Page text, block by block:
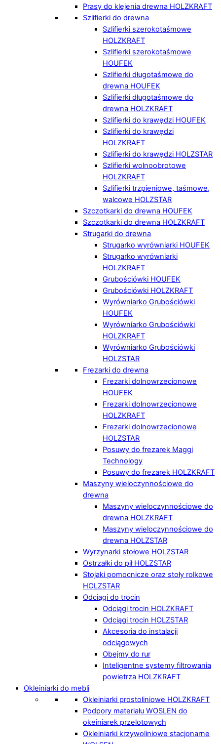
Prasy do klejenia drewna HOLZKRAFT
Szlifierki do drewna
Szlifierki szerokotaśmowe
HOLZKRAFT
Szlifierki szerokotaśmowe
HOUFEK
Szlifierki długotaśmowe do
drewna HOUFEK
Szlifierki długotaśmowe do
drewna HOLZKRAFT
Szlifierki do krawędzi HOUFEK
Szlifierki do krawędzi
HOLZKRAFT
Szlifierki do krawędzi HOLZSTAR
Szlifierki wolnoobrotowe
HOLZKRAFT
Szlifierki trzpieniowe, taśmowe,
walcowe HOLZSTAR
Szczotkarki do drewna HOUFEK
Szczotkarki do drewna HOLZKRAFT
Strugarki do drewna
Strugarko wyrówniarki HOUFEK
Strugarko wyrówniarki
HOLZKRAFT
Grubościówki HOUFEK
Grubościówki HOLZKRAFT
Wyrówniarko Grubościówki
HOUFEK
Wyrówniarko Grubościówki
HOLZKRAFT
Wyrówniarko Grubościówki
HOLZSTAR
Frezarki do drewna
Frezarki dolnowrzecionowe
HOUFEK
Frezarki dolnowrzecionowe
HOLZKRAFT
Frezarki dolnowrzecionowe
HOLZSTAR
Posuwy do frezarek Maggi
Technology
Posuwy do frezarek HOLZKRAFT
Maszyny wieloczynnościowe do
drewna
Maszyny wieloczynnościowe do
drewna HOLZKRAFT
Maszyny wieloczynnościowe do
drewna HOLZSTAR
Wyrzynarki stołowe HOLZSTAR
Ostrzałki do pił HOLZSTAR
Stojaki pomocnicze oraz stoły rolkowe
HOLZSTAR
Odciągi do trocin
Odciągi trocin HOLZKRAFT
Odciągi trocin HOLZSTAR
Akcesoria do instalacji
odciągowych
Obejmy do rur
Inteligentne systemy filtrowania
powietrza HOLZKRAFT
Okleiniarki do mebli
Okleiniarki prostoliniowe HOLZKRAFT
Podpory materiału WOSLEN do
okeiniarek przelotowych
Okleiniarki krzywoliniowe stacjonarne